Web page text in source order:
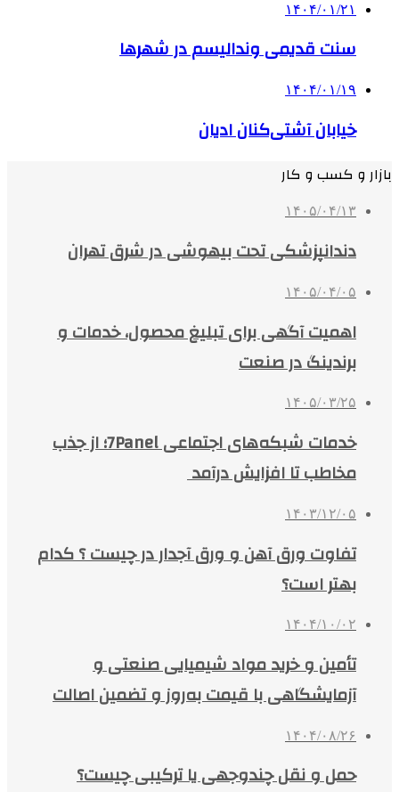
۱۴۰۴/۰۱/۲۱
سنت قدیمی وندالیسم در شهرها
۱۴۰۴/۰۱/۱۹
خیابان آشتی‌کنان ادیان
بازار و کسب و کار
۱۴۰۵/۰۴/۱۳
دندانپزشکی تحت بیهوشی در شرق تهران
۱۴۰۵/۰۴/۰۵
اهمیت آگهی برای تبلیغ محصول، خدمات و
برندینگ در صنعت
۱۴۰۵/۰۳/۲۵
خدمات شبکه‌های اجتماعی 7Panel؛ از جذب
مخاطب تا افزایش درآمد
۱۴۰۳/۱۲/۰۵
تفاوت ورق آهن و ورق آجدار در چیست ؟ کدام
بهتر است؟
۱۴۰۴/۱۰/۰۲
تأمین و خرید مواد شیمیایی صنعتی و
آزمایشگاهی با قیمت به‌روز و تضمین اصالت
۱۴۰۴/۰۸/۲۶
حمل و نقل چندوجهی یا ترکیبی چیست؟